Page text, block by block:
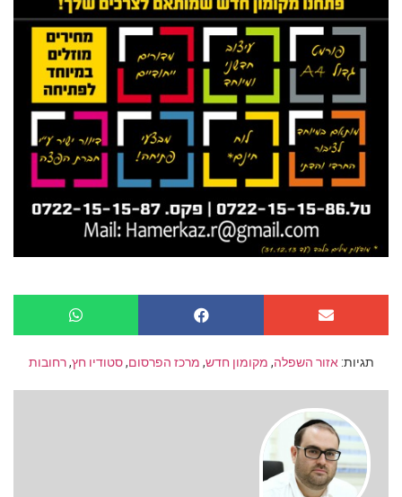
תגיות: אזור השפלה, מקומון חדש, מרכז הפרסום,סטודיו חץ,רחובות